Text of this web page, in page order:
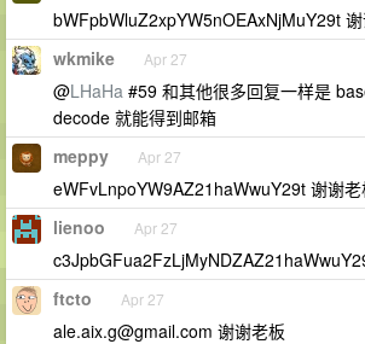
bWFpbWluZ2xpYW5nOEAxNjMuY29t
wkmike Apr 27
@LHaHa #59 和其他很多回复一样是
decode 就能得到邮箱
meppy Apr 27
eWFvLnpoYW9AZ21haWwuY29t 谢谢老
lienoo Apr 27
ftcto Apr 27
ale.aix.g@gmail.com 谢谢老板